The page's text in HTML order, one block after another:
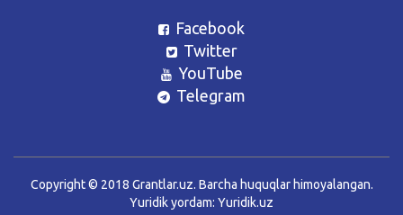
Facebook
Twitter
YouTube
Telegram
Copyright © 2018 Grantlar.uz. Barcha huquqlar himoyalangan.
Yuridik yordam: Yuridik.uz